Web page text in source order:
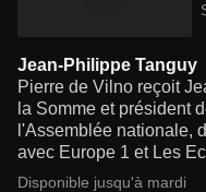
Jean-Philippe Tanguy
Pierre de Vilno reçoit
la Somme et président
l'Assemblée nationale,
avec Europe 1 et Les
Disponible jusqu'à mardi